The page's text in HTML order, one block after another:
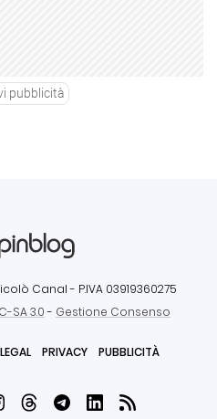
pubblicità
Canal - P.IVA 03919360275
SA 3.0- Gestione Consenso
LEGAL PRIVACY PUBBLICITÀ